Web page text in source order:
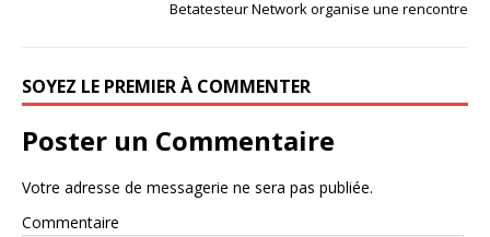
Betatesteur Network organise une rencontre
SOYEZ LE PREMIER À COMMENTER
Poster un Commentaire
Votre adresse de messagerie ne sera pas publiée.
Commentaire